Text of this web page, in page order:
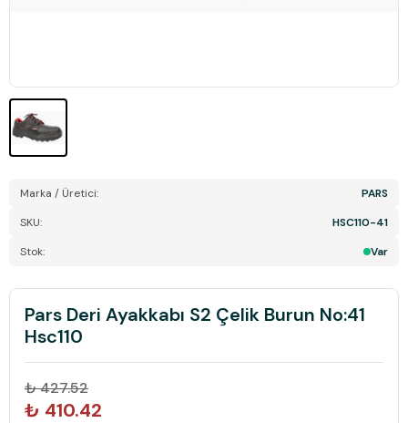
Marka / Üretici:
PARS
SKU:
HSC110-41
Stok:
Var
Pars Deri Ayakkabı S2 Çelik Burun No:41
Hsc110
₺ 427.52
₺ 410.42